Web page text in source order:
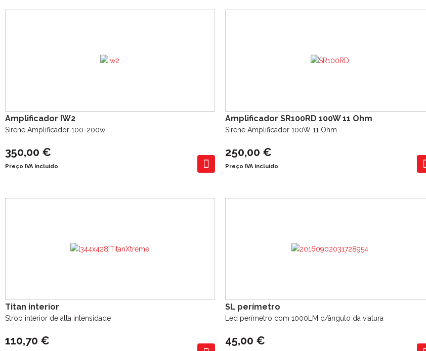
Amplificador IW2
Sirene Amplificador 100-200w
350,00 €
Preço IVA incluído
Amplificador SR100RD 100W 11 Ohm
Sirene Amplificador 100W 11 Ohm
250,00 €
Preço IVA incluído
Titan interior
Strob interior de alta intensidade
110,70 €
SL perímetro
Led perímetro com 1000LM c/ângulo da viatura
45,00 €